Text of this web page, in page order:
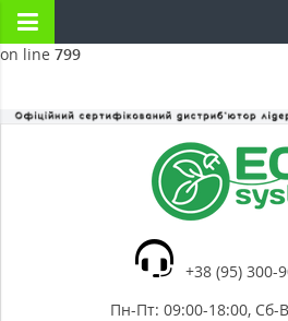
Warning
/home2/ecosyste/public_html/
on line 799
+38 (95) 300-
Пн-Пт: 09:00-18:00, Сб-